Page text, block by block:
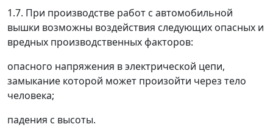
1.7. При производстве работ с автомобильной
вышки возможны воздействия следующих опасных и
вредных производственных факторов:
опасного напряжения в электрической цепи,
замыкание которой может произойти через тело
человека;
падения с высоты.